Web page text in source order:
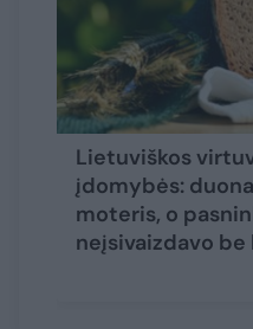
Lietuviškos
įdomybės:
moteris, o
neįsivaizdavo be